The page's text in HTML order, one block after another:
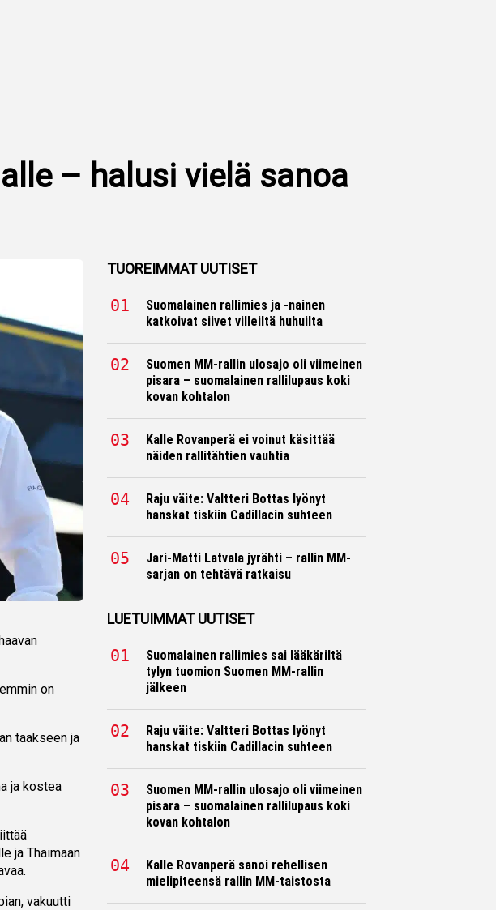
– halusi vielä sanoa
on
taakseen ja
ja kostea
ja Thaimaan
vakuutti
TUOREIMMAT UUTISET
Suomalainen rallimies ja -nainen
katkoivat siivet villeiltä huhuilta
Suomen MM-rallin ulosajo oli viimeinen
pisara – suomalainen rallilupaus koki
kovan kohtalon
Kalle Rovanperä ei voinut käsittää
näiden rallitähtien vauhtia
Raju väite: Valtteri Bottas lyönyt
hanskat tiskiin Cadillacin suhteen
Jari-Matti Latvala jyrähti – rallin MM-
sarjan on tehtävä ratkaisu
LUETUIMMAT UUTISET
Suomalainen rallimies sai lääkäriltä
tylyn tuomion Suomen MM-rallin
jälkeen
Raju väite: Valtteri Bottas lyönyt
hanskat tiskiin Cadillacin suhteen
Suomen MM-rallin ulosajo oli viimeinen
pisara – suomalainen rallilupaus koki
kovan kohtalon
Kalle Rovanperä sanoi rehellisen
mielipiteensä rallin MM-taistosta